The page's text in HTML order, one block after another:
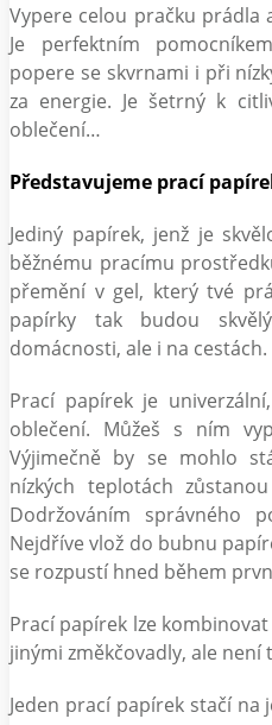
Vypere celou pračku
Je perfektním
popere se skvrnami i při
za energie. Je šetrný k
oblečení…
Představujeme prací
Jediný papírek, jenž je
běžnému pracímu
přemění v gel, který tvé
papírky tak budou
domácnosti, ale i na cestách.
Prací papírek je
oblečení. Můžeš s ním
Výjimečně by se mohlo
nízkých teplotách
Dodržováním správného
Nejdříve vlož do bubnu
se rozpustí hned během
Prací papírek lze
jinými změkčovadly, ale není
Jeden prací papírek stačí na